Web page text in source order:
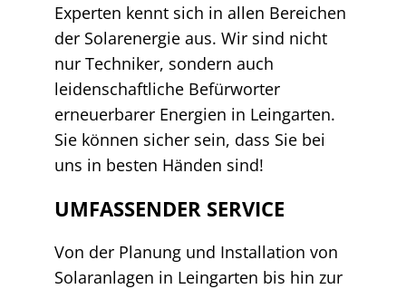
Experten kennt sich in allen Bereichen
der Solarenergie aus. Wir sind nicht
nur Techniker, sondern auch
leidenschaftliche Befürworter
erneuerbarer Energien in Leingarten.
Sie können sicher sein, dass Sie bei
uns in besten Händen sind!
UMFASSENDER SERVICE
Von der Planung und Installation von
Solaranlagen in Leingarten bis hin zur